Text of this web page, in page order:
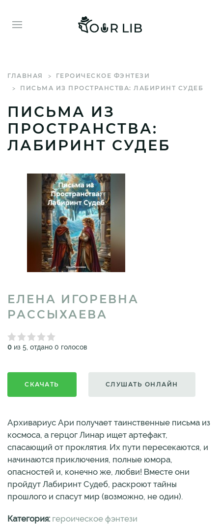
ГЛАВНАЯ
ГЕРОИЧЕСКОЕ ФЭНТЕЗИ
ПИСЬМА ИЗ ПРОСТРАНСТВА: ЛАБИРИНТ СУДЕБ
ПИСЬМА ИЗ
ПРОСТРАНСТВА:
ЛАБИРИНТ СУДЕБ
ЕЛЕНА ИГОРЕВНА
РАССЫХАЕВА
0 из 5, отдано 0 голосов
СКАЧАТЬ СЛУШАТЬ ОНЛАЙН
Архивариус Ари получает таинственные письма из
космоса, а герцог Линар ищет артефакт,
спасающий от проклятия. Их пути пересекаются, и
начинаются приключения, полные юмора,
опасностей и, конечно же, любви! Вместе они
пройдут Лабиринт Судеб, раскроют тайны
прошлого и спасут мир (возможно, не один).
Категория: героическое фэнтези